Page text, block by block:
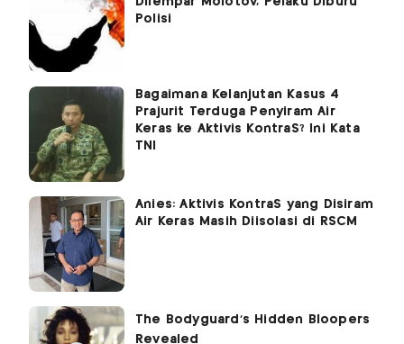
Polisi
Bagaimana Kelanjutan Kasus 4
Prajurit Terduga Penyiram Air
Keras ke Aktivis KontraS? Ini Kata
TNI
Anies: Aktivis KontraS yang Disiram
Air Keras Masih Diisolasi di RSCM